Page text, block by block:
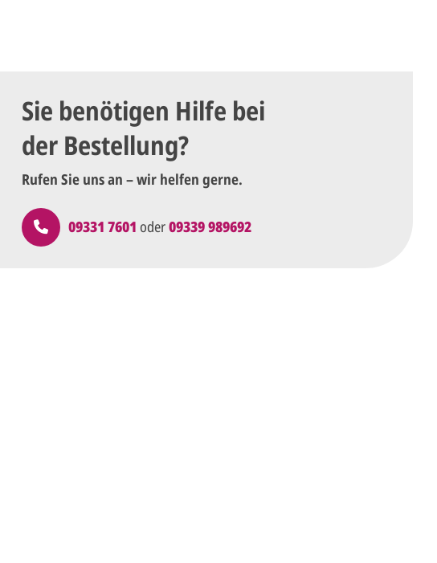
Sie benötigen Hilfe bei
der Bestellung?
Rufen Sie uns an – wir helfen gerne.
09331 7601 oder09339 989692